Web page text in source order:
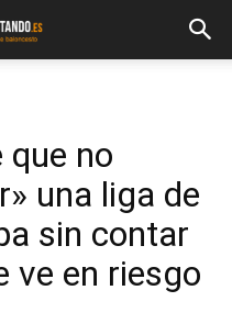
que no
una liga de
sin contar
ve en riesgo